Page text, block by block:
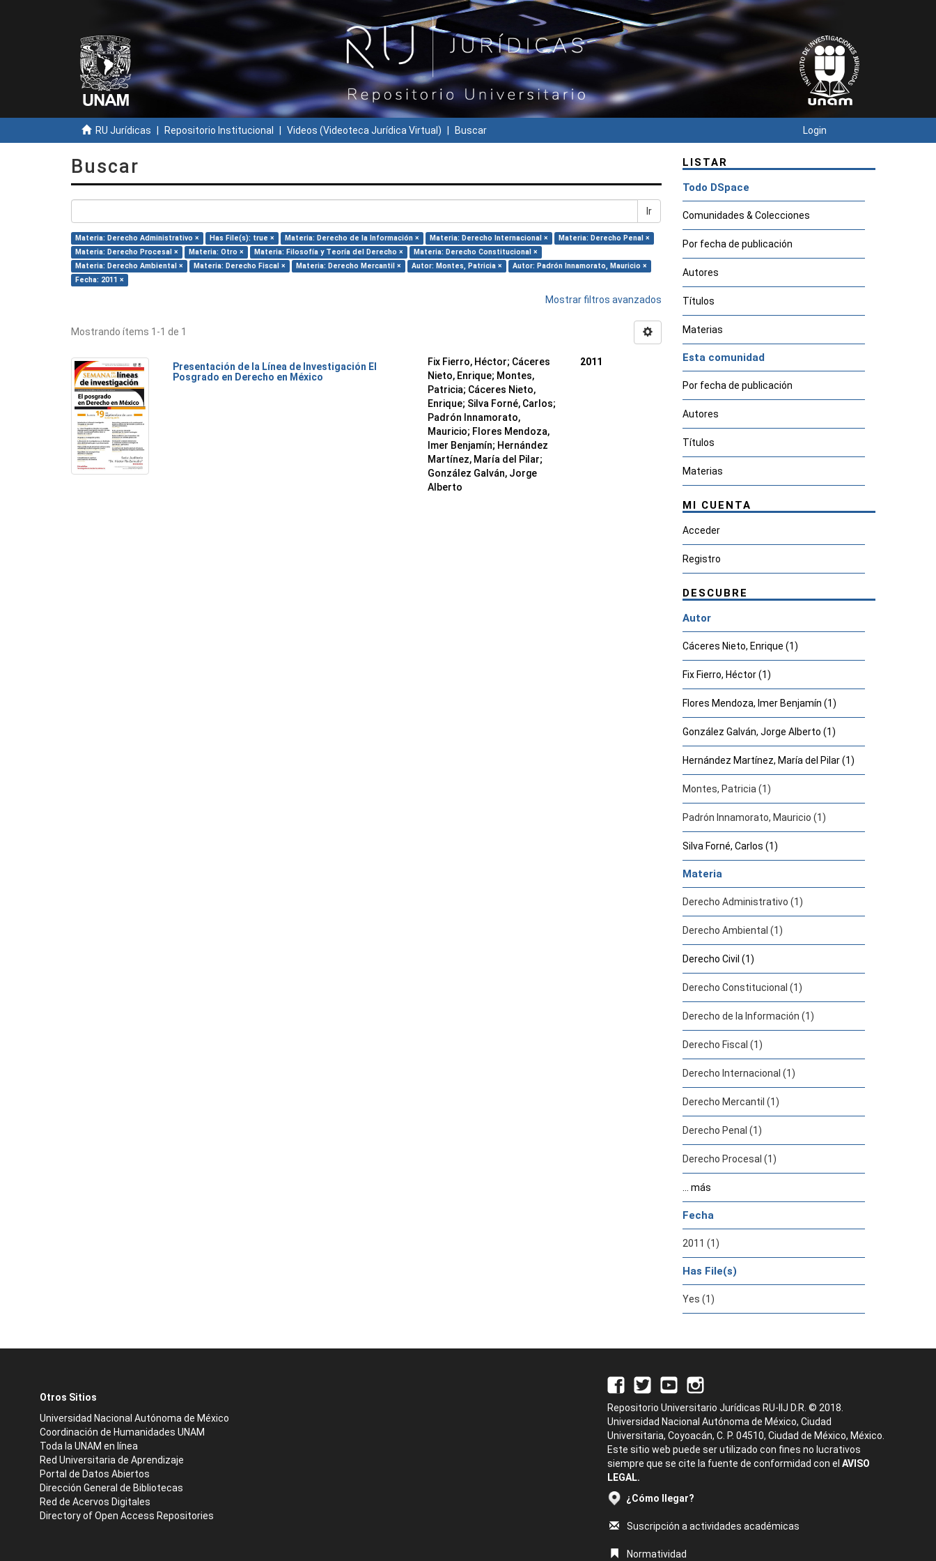
RU Jurídicas Repositorio Institucional Videos (Videoteca Jurídica Virtual) Buscar Login
Buscar
Ir
Materia: Derecho Administrativo × Has File(s): true × Materia: Derecho de la Información × Materia: Derecho Internacional ×
Materia: Derecho Penal ×
Materia: Derecho Procesal ×
Materia: Otro × Materia: Filosofía y Teoría del Derecho ×
Materia: Derecho Constitucional ×
Materia: Derecho Ambiental ×
Materia: Derecho Fiscal × Materia: Derecho Mercantil × Autor: Montes, Patricia ×
Autor: Padrón Innamorato, Mauricio ×
Fecha: 2011 ×
Mostrar filtros avanzados
Mostrando ítems 1-1 de 1
Presentación de la Línea de Investigación El
Posgrado en Derecho en México
Fix Fierro, Héctor; Cáceres
Nieto, Enrique; Montes,
Patricia; Cáceres Nieto,
Enrique; Silva Forné, Carlos;
Padrón Innamorato,
Mauricio; Flores Mendoza,
Imer Benjamín; Hernández
Martínez, María del Pilar;
González Galván, Jorge
Alberto
2011
LISTAR
Todo DSpace
Comunidades & Colecciones
Por fecha de publicación
Autores
Títulos
Materias
Esta comunidad
Por fecha de publicación
Autores
Títulos
Materias
MI CUENTA
Acceder
Registro
DESCUBRE
Autor
Cáceres Nieto, Enrique (1)
Fix Fierro, Héctor (1)
Flores Mendoza, Imer Benjamín (1)
González Galván, Jorge Alberto (1)
Hernández Martínez, María del Pilar (1)
Montes, Patricia (1)
Padrón Innamorato, Mauricio (1)
Silva Forné, Carlos (1)
Materia
Derecho Administrativo (1)
Derecho Ambiental (1)
Derecho Civil (1)
Derecho Constitucional (1)
Derecho de la Información (1)
Derecho Fiscal (1)
Derecho Internacional (1)
Derecho Mercantil (1)
Derecho Penal (1)
Derecho Procesal (1)
... más
Fecha
2011 (1)
Has File(s)
Yes (1)
Otros Sitios
Universidad Nacional Autónoma de México
Coordinación de Humanidades UNAM
Toda la UNAM en línea
Red Universitaria de Aprendizaje
Portal de Datos Abiertos
Dirección General de Bibliotecas
Red de Acervos Digitales
Directory of Open Access Repositories
Repositorio Universitario Jurídicas RU-IIJ D.R. © 2018.
Universidad Nacional Autónoma de México, Ciudad
Universitaria, Coyoacán, C. P. 04510, Ciudad de México, México.
Este sitio web puede ser utilizado con fines no lucrativos
siempre que se cite la fuente de conformidad con el AVISO
LEGAL.
¿Cómo llegar?
Suscripción a actividades académicas
Normatividad